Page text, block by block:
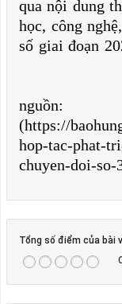
qua nội dung
học, công
số giai
(https://
hop-tac-phat-
chuyen-doi-so-
Tổng số điểm của bài